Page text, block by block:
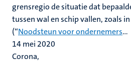
grensregio de situatie dat
tussen wal en schip vallen, zoals
(“Noodsteun voor ondernemers...
14 mei 2020
Corona,